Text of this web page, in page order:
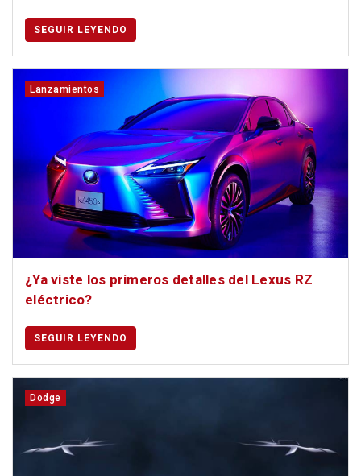
SEGUIR LEYENDO
Lanzamientos
¿Ya viste los primeros detalles del Lexus RZ
eléctrico?
SEGUIR LEYENDO
Dodge